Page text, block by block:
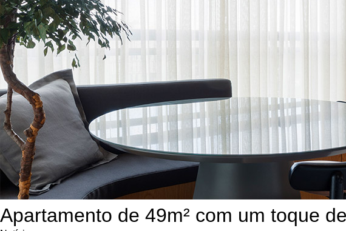
Apartamento de 49m² com um toque